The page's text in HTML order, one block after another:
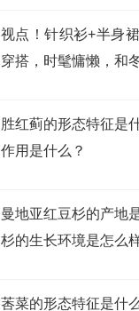
视点！针织衫+半身
穿搭，时髦慵懒，和
胜红蓟的形态特征是
作用是什么？
曼地亚红豆杉的产地
杉的生长环境是怎么
莕菜的形态特征是什